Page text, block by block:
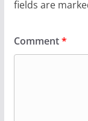
fields are
Comment*